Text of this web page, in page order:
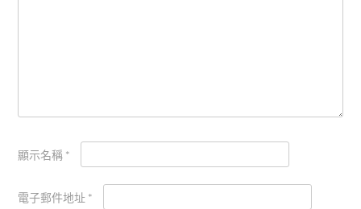
顯示名稱 *
電子郵件地址 *